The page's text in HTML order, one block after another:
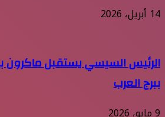
14 أبريل، 2026
الرئيس السيسي يستقبل ماكرون
ببرج العرب